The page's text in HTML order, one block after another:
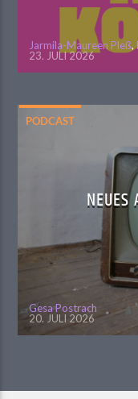
Jarmila-Maureen Pleß,
23. JULI 2026
PODCAST
NEUES
Gesa Postrach
20. JULI 2026